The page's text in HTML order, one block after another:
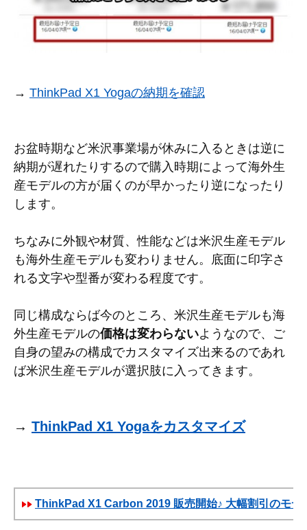
→ ThinkPad X1 Yogaの納期を確認
お盆時期など米沢事業場が休みに入るときは逆に
納期が遅れたりするので購入時期によって海外生
産モデルの方が届くのが早かったり逆になったり
します。
ちなみに外観や材質、性能などは米沢生産モデル
も海外生産モデルも変わりません。底面に印字さ
れる文字や型番が変わる程度です。
同じ構成ならば今のところ、米沢生産モデルも海
外生産モデルの価格は変わらないようなので、ご
自身の望みの構成でカスタマイズ出来るのであれ
ば米沢生産モデルが選択肢に入ってきます。
→ ThinkPad X1 Yogaをカスタマイズ
ThinkPad X1 Carbon 2019 販売開始♪ 大幅割引のモデ